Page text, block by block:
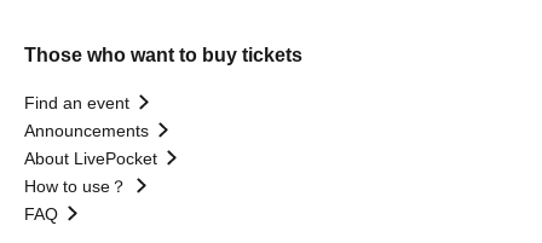
Those who want to buy tickets
Find an event
Announcements
About LivePocket
How to use？
FAQ